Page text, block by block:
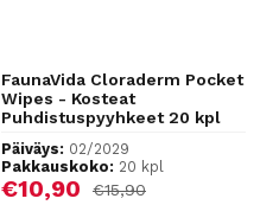
FaunaVida Cloraderm Pocket
Wipes - Kosteat
Puhdistuspyyhkeet 20 kpl
Päiväys: 02/2029
Pakkauskoko: 20 kpl
Alennushinta
€10,90 Normaalihinta
€15,90